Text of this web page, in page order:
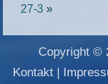
27-3 »
Copyright ©
Kontakt|